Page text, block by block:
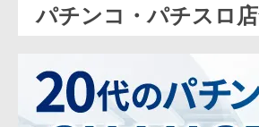
パチンコ・パチスロ